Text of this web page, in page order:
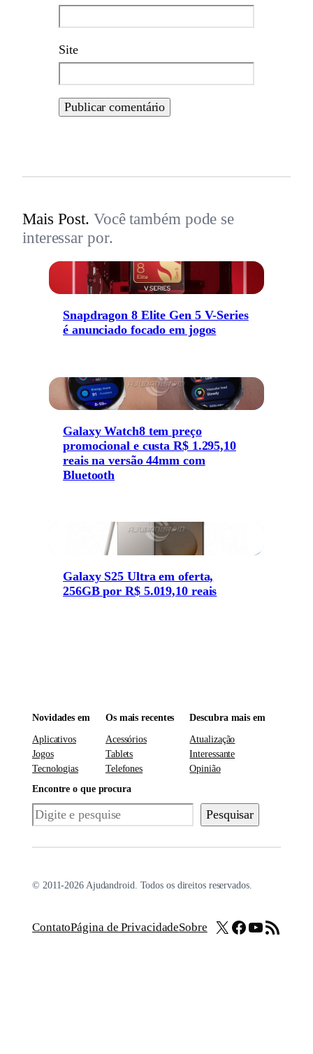
Site
Mais Post. Você também pode se
interessar por.
Snapdragon 8 Elite Gen 5 V-Series
é anunciado focado em jogos
Galaxy Watch8 tem preço
promocional e custa R$ 1.295,10
reais na versão 44mm com
Bluetooth
Galaxy S25 Ultra em oferta,
256GB por R$ 5.019,10 reais
Novidades em
Aplicativos
Jogos
Tecnologias
Os mais recentes
Acessórios
Tablets
Telefones
Descubra mais em
Atualização
Interessante
Opinião
Encontre o que procura
Pesquisar Pesquisar
© 2011-2026 Ajudandroid. Todos os direitos reservados.
ContatoPágina de PrivacidadeSobre X Facebook
Youtube
Feed RSS